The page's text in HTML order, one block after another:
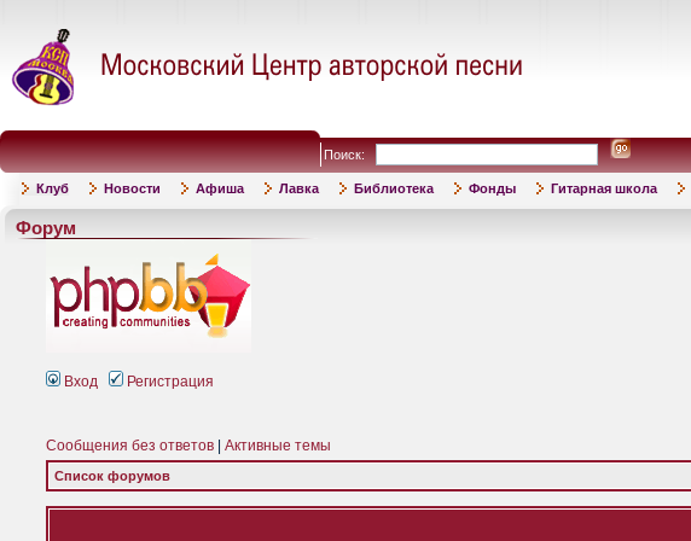
Поиск:
Клуб Новости Афиша Лавка Библиотека Фонды Гитарная школа
Форум
Вход Регистрация
Сообщения без ответов Активные темы
Список форумов